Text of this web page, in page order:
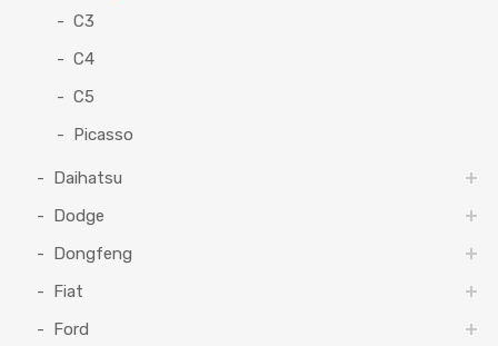
C3
C4
C5
Picasso
Daihatsu
Dodge
Dongfeng
Fiat
Ford